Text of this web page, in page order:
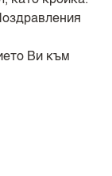
Ви към